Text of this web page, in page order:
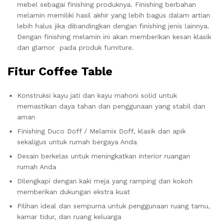
mebel sebagai finishing produknya. Finishing berbahan
melamin memiliki hasil akhir yang lebih bagus dalam artian
lebih halus jika dibandingkan dengan finishing jenis lainnya.
Dengan finishing melamin ini akan memberikan kesan klasik
dan glamor pada produk furniture.
Fitur Coffee Table
Konstruksi kayu jati dan kayu mahoni solid untuk
memastikan daya tahan dan penggunaan yang stabil dan
aman
Finishing Duco Doff / Melamix Doff, klasik dan apik
sekaligus untuk rumah bergaya Anda
Desain berkelas untuk meningkatkan interior ruangan
rumah Anda
Dilengkapi dengan kaki meja yang ramping dan kokoh
memberikan dukungan ekstra kuat
Pilihan ideal dan sempurna untuk penggunaan ruang tamu,
kamar tidur, dan ruang keluarga